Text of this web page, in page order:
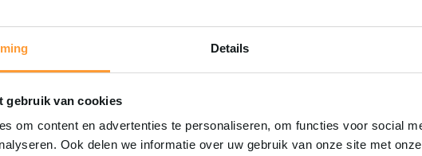
Details
gebruik van cookies
om content en advertenties te personaliseren, om functies voor social
Ook delen we informatie over uw gebruik van onze site met